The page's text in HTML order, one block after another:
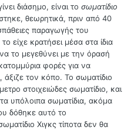
διάσημο, είναι το σωματίδιο
θεωρητικά, πριν από 40
παραγωγής του
κρατήσει μέσα στα ίδια
το μεγεθύνει με την όρασή
φορές για να
άξιζε τον κόπο. Το σωματίδιο
στοιχειώδες σωματίδιο, και
υπόλοιπα σωματίδια, ακόμα
δόθηκε αυτό το
Χιγκς τίποτα δεν θα